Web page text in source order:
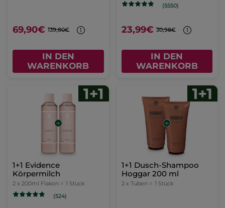
69,90€ 139,80€
IN DEN
WARENKORB
(5550)
23,99€ 30,98€
IN DEN
WARENKORB
1+1 Evidence
Körpermilch
2 x 200ml Flakon = 1 Stück
(524)
1+1 Dusch-Shampoo
Hoggar 200 ml
2 x Tuben = 1 Stück